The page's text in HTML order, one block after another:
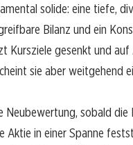
solide: eine tiefe,
Bilanz und ein
Kursziele gesenkt und
sie aber weitgehend
Neubewertung, sobald
Aktie in einer Spanne